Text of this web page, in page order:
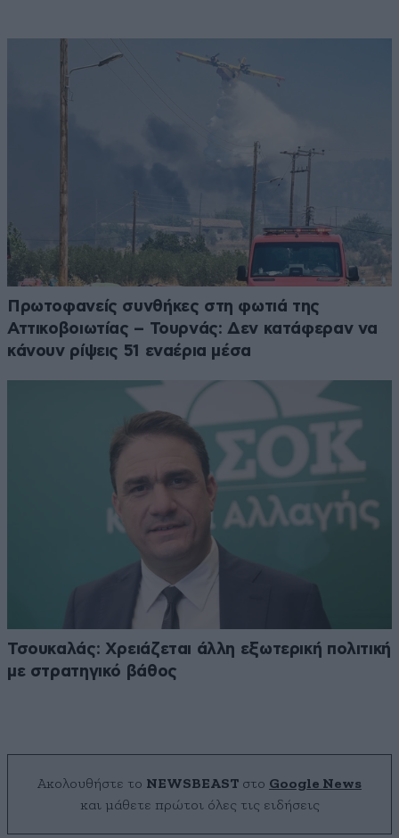
Πρωτοφανείς συνθήκες στη φωτιά της
Αττικοβοιωτίας – Τουρνάς: Δεν κατάφεραν να
κάνουν ρίψεις 51 εναέρια μέσα
Τσουκαλάς: Xρειάζεται άλλη εξωτερική πολιτική
με στρατηγικό βάθος
Ακολουθήστε το NEWSBEAST στο Google News
και μάθετε πρώτοι όλες τις ειδήσεις